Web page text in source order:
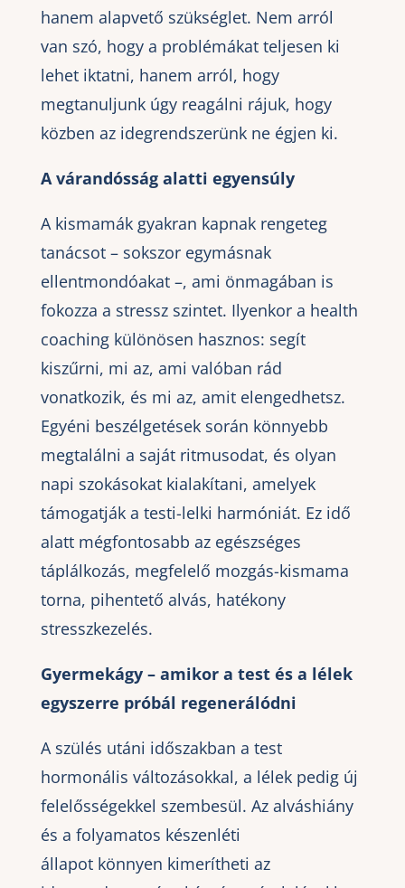
hanem alapvető szükséglet. Nem arról
van szó, hogy a problémákat teljesen ki
lehet iktatni, hanem arról, hogy
megtanuljunk úgy reagálni rájuk, hogy
közben az idegrendszerünk ne égjen ki.
A várandósság alatti egyensúly
A kismamák gyakran kapnak rengeteg
tanácsot – sokszor egymásnak
ellentmondóakat –, ami önmagában is
fokozza a stressz szintet. Ilyenkor a health
coaching különösen hasznos: segít
kiszűrni, mi az, ami valóban rád
vonatkozik, és mi az, amit elengedhetsz.
Egyéni beszélgetések során könnyebb
megtalálni a saját ritmusodat, és olyan
napi szokásokat kialakítani, amelyek
támogatják a testi-lelki harmóniát. Ez idő
alatt mégfontosabb az egészséges
táplálkozás, megfelelő mozgás-kismama
torna, pihentető alvás, hatékony
stresszkezelés.
Gyermekágy – amikor a test és a lélek
egyszerre próbál regenerálódni
A szülés utáni időszakban a test
hormonális változásokkal, a lélek pedig új
felelősségekkel szembesül. Az alváshiány
és a folyamatos készenléti
állapot könnyen kimerítheti az